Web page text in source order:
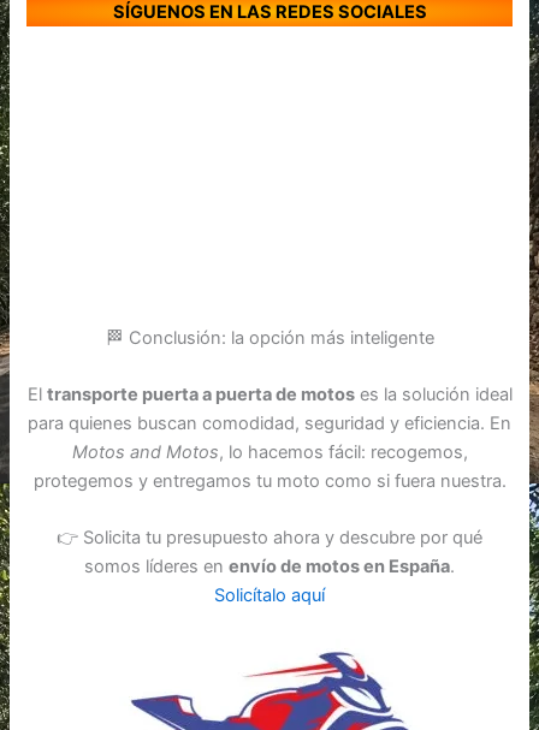
SÍGUENOS EN LAS REDES SOCIALES
🏁 Conclusión: la opción más inteligente
El transporte puerta a puerta de motoses la solución ideal
para quienes buscan comodidad, seguridad y eficiencia. En
Motos and Motos, lo hacemos fácil: recogemos,
protegemos y entregamos tu moto como si fuera nuestra.
👉 Solicita tu presupuesto ahora y descubre por qué
somos líderes en envío de motos en España.
Solicítalo aquí